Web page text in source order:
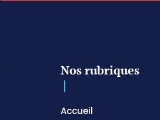
Nos rubriques
Accueil